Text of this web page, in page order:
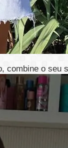
combine o